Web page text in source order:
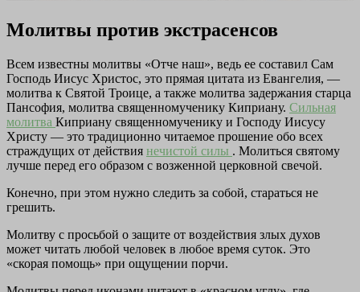
Молитвы против экстрасенсов
Всем известны молитвы «Отче наш», ведь ее составил Сам
Господь Иисус Христос, это прямая цитата из Евангелия, —
молитва к Святой Троице, а также молитва задержания старца
Пансофия, молитва священномученику Киприану. Сильная
молитва Киприану священномученику и Господу Иисусу
Христу — это традиционно читаемое прошение обо всех
страждущих от действия нечистой силы . Молиться святому
лучше перед его образом с возженной церковной свечой.
Конечно, при этом нужно следить за собой, стараться не
грешить.
Молитву с просьбой о защите от воздействия злых духов
может читать любой человек в любое время суток. Это
«скорая помощь» при ощущении порчи.